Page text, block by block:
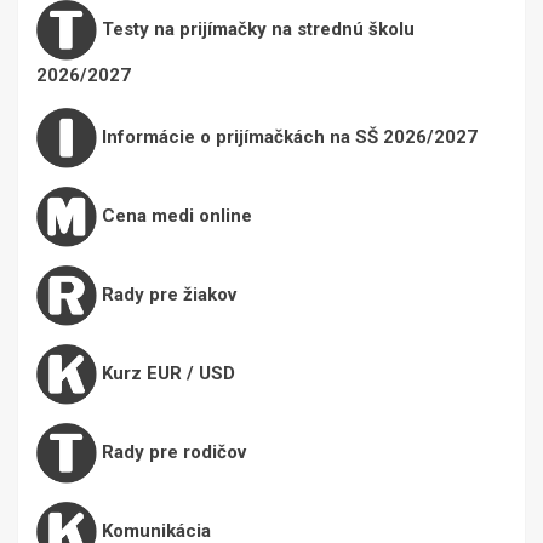
Testy na prijímačky na strednú školu
2026/2027
Informácie o prijímačkách na SŠ 2026/2027
Cena medi online
Rady pre žiakov
Kurz EUR / USD
Rady pre rodičov
Komunikácia